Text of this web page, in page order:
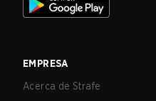
EMPRESA
Acerca de Strafe